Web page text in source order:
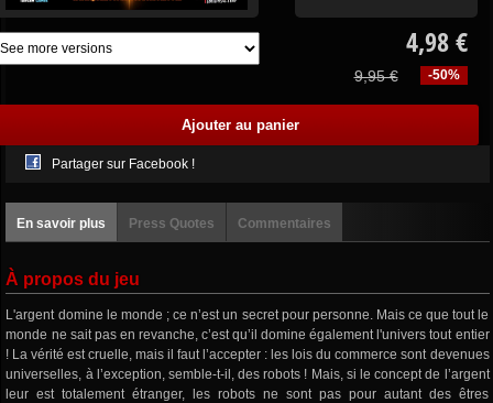
4,98 €
-50%
9,95 €
Partager sur Facebook !
En savoir plus Press Quotes Commentaires
À propos du jeu
L'argent domine le monde ; ce n’est un secret pour personne. Mais ce que tout le
monde ne sait pas en revanche, c’est qu’il domine également l'univers tout entier
! La vérité est cruelle, mais il faut l’accepter : les lois du commerce sont devenues
universelles, à l’exception, semble-t-il, des robots ! Mais, si le concept de l’argent
leur est totalement étranger, les robots ne sont pas pour autant des êtres